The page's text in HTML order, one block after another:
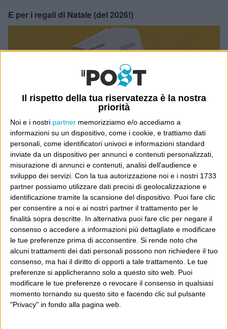
Il rispetto della tua riservatezza è la nostra
priorità
Noi e i nostri partner memorizziamo e/o accediamo a
informazioni su un dispositivo, come i cookie, e trattiamo dati
personali, come identificatori univoci e informazioni standard
inviate da un dispositivo per annunci e contenuti personalizzati,
misurazione di annunci e contenuti, analisi dell'audience e
sviluppo dei servizi. Con la tua autorizzazione noi e i nostri 1733
partner possiamo utilizzare dati precisi di geolocalizzazione e
identificazione tramite la scansione del dispositivo. Puoi fare clic
per consentire a noi e ai nostri partner il trattamento per le
finalità sopra descritte. In alternativa puoi fare clic per negare il
consenso o accedere a informazioni più dettagliate e modificare
le tue preferenze prima di acconsentire. Si rende noto che
alcuni trattamenti dei dati personali possono non richiedere il tuo
consenso, ma hai il diritto di opporti a tale trattamento. Le tue
preferenze si applicheranno solo a questo sito web. Puoi
modificare le tue preferenze o revocare il consenso in qualsiasi
momento tornando su questo sito e facendo clic sul pulsante
"Privacy" in fondo alla pagina web.
E per i regali di Natale (del 2026!)